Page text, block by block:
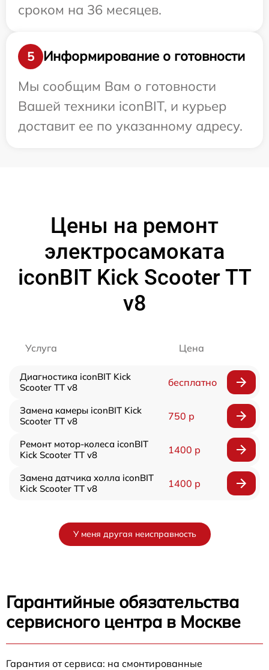
сроком на 36 месяцев.
5
Информирование о готовности
Мы сообщим Вам о готовности
Вашей техники iconBIT, и курьер
доставит ее по указанному адресу.
Цены на ремонт
электросамоката
iconBIT Kick Scooter TT
v8
Услуга Цена
Диагностика iconBIT Kick
Scooter TT v8
бесплатно
Замена камеры iconBIT Kick
Scooter TT v8
750 р
Ремонт мотор-колеса iconBIT
Kick Scooter TT v8
1400 р
Замена датчика холла iconBIT
Kick Scooter TT v8
1400 р
У меня другая неисправность
Гарантийные обязательства
сервисного центра в Москве
Гарантия от сервиса: на смонтированные